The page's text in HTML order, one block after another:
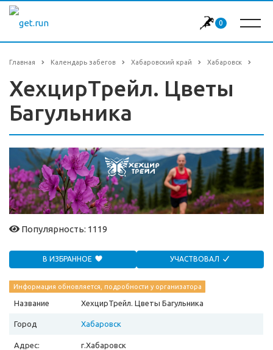
0
Главная Календарь забегов Хабаровский край Хабаровск
ХехцирТрейл. Цветы
Багульника
Популярность: 1119
В ИЗБРАННОЕ УЧАСТВОВАЛ
Информация обновляется, подробности у организатора
Название ХехцирТрейл. Цветы Багульника
Город Хабаровск
Адрес: г.Хабаровск